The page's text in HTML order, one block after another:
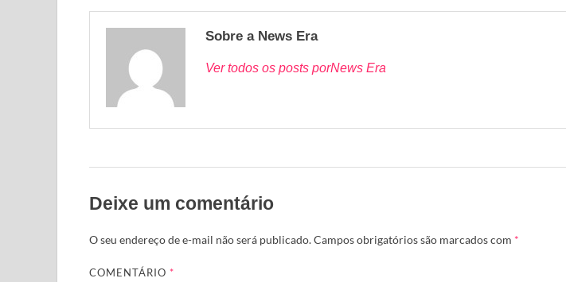
Sobre a News Era
Ver todos os posts porNews Era
Deixe um comentário
O seu endereço de e-mail não será publicado.Campos obrigatórios são marcados com *
COMENTÁRIO*